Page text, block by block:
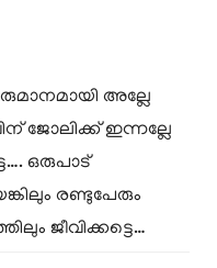
അല്ലേ
ജോലിക്ക് ഇന്നല്ലേ
ഒരുപാട്
രണ്ടുപേരും
ജീവിക്കട്ടെ…